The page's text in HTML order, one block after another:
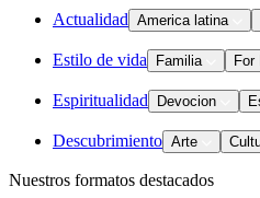
Actualidad America latina
Estilo de vida Familia For
Espiritualidad Devocion
Descubrimiento Arte
Nuestros formatos destacados